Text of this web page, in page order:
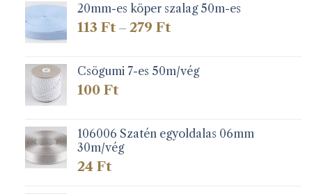
20mm-es köper szalag 50m-es
113 Ft – 279 FtÁrtartomány:
279 Ft
Csögumi 7-es 50m/vég
100 Ft
106006 Szatén egyoldalas 06mm
30m/vég
24 Ft